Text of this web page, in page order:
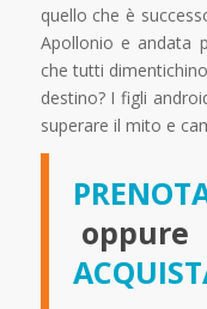
quello che è
Apollonio e andata
che tutti
destino? I figli
superare il mito e
oppure